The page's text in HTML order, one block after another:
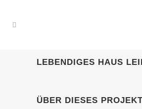
LEBENDIGES HAUS
ÜBER DIESES